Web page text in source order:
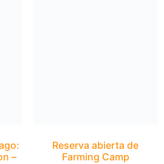
Reserva abierta de
Farming Camp